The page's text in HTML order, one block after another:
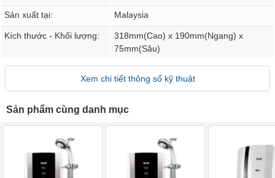
Sản xuất tại: Malaysia
Kích thước - Khối lượng:
318mm(Cao) x 190mm(Ngang) x
75mm(Sâu)
Xem chi tiết thông số kỹ thuật
Sản phẩm cùng danh mục